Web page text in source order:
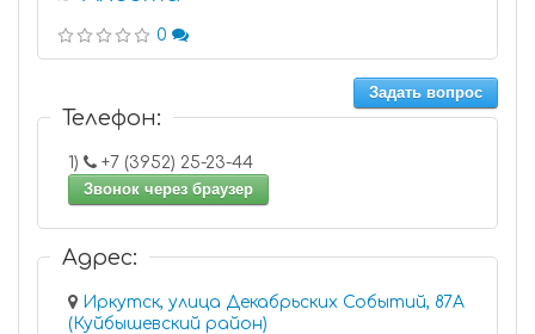
0
Задать вопрос
Телефон:
1)
+7 (3952) 25-23-44
Звонок через браузер
Адрес:
Иркутск, улица Декабрьских Событий, 87А
(Куйбышевский район)